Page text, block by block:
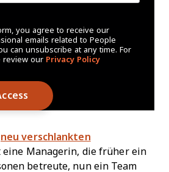
you agree to receive our
emails related to People
can unsubscribe at any time. For
review our Privacy Policy
neu verschlankten
eine Managerin, die früher ein
betreute, nun ein Team